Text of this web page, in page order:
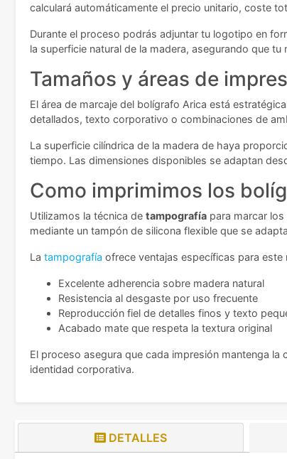
calculará automáticamente el precio unitario, coste
Durante el proceso podrás adjuntar tu logotipo en
la superficie natural de la madera, asegurando que
Tamaños y áreas de
El área de marcaje del bolígrafo Arica está
detallados, texto corporativo o combinaciones de
La superficie cilíndrica de la madera de haya
tiempo. Las dimensiones disponibles se adaptan
Como imprimimos los
Utilizamos la técnica de tampografía para marcar
mediante un tampón de silicona flexible que se
La tampografía ofrece ventajas específicas para este
Excelente adherencia sobre madera natural
Resistencia al desgaste por uso frecuente
Reproducción fiel de detalles finos y texto
Acabado mate que respeta la textura original
El proceso asegura que cada impresión mantenga
identidad corporativa.
DETALLES